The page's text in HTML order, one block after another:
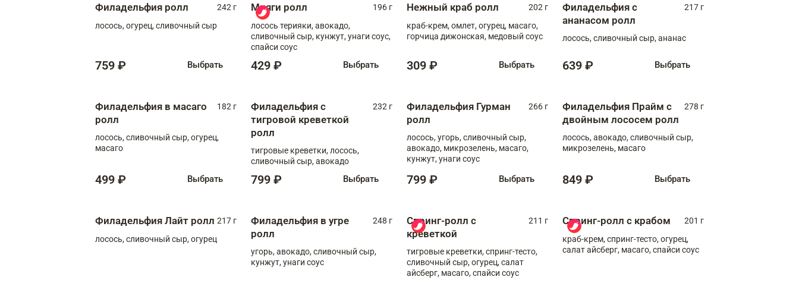
Филадельфия ролл
242 г
лосось, огурец, сливочный сыр
759 ₽ Выбрать
Мияги ролл
196 г
лосось терияки, авокадо,
сливочный сыр, кунжут, унаги соус,
спайси соус
429 ₽ Выбрать
Нежный краб ролл
202 г
краб-крем, омлет, огурец, масаго,
горчица дижонская, медовый соус
309 ₽ Выбрать
Филадельфия с
ананасом ролл
217 г
лосось, сливочный сыр, ананас
639 ₽ Выбрать
Филадельфия в масаго
ролл
182 г
лосось, сливочный сыр, огурец,
масаго
499 ₽ Выбрать
Филадельфия с
тигровой креветкой
ролл
232 г
тигровые креветки, лосось,
сливочный сыр, авокадо
799 ₽ Выбрать
Филадельфия Гурман
ролл
266 г
лосось, угорь, сливочный сыр,
авокадо, микрозелень, масаго,
кунжут, унаги соус
799 ₽ Выбрать
Филадельфия Прайм с
двойным лососем ролл
278 г
лосось, авокадо, сливочный сыр,
микрозелень, масаго
849 ₽ Выбрать
Филадельфия Лайт ролл 217 г
лосось, сливочный сыр, огурец
Филадельфия в угре
ролл
248 г
угорь, авокадо, сливочный сыр,
кунжут, унаги соус
Спринг-ролл с
креветкой
211 г
тигровые креветки, спринг-тесто,
сливочный сыр, огурец, салат
айсберг, масаго, спайси соус
Спринг-ролл с крабом
201 г
краб-крем, спринг-тесто, огурец,
салат айсберг, масаго, спайси соус